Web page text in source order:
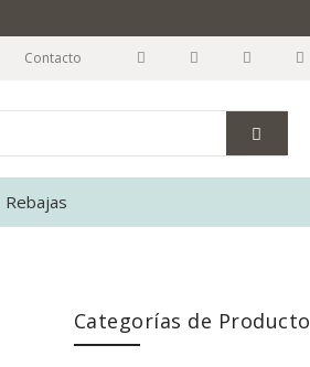
Contacto
Rebajas
Categorías de Producto